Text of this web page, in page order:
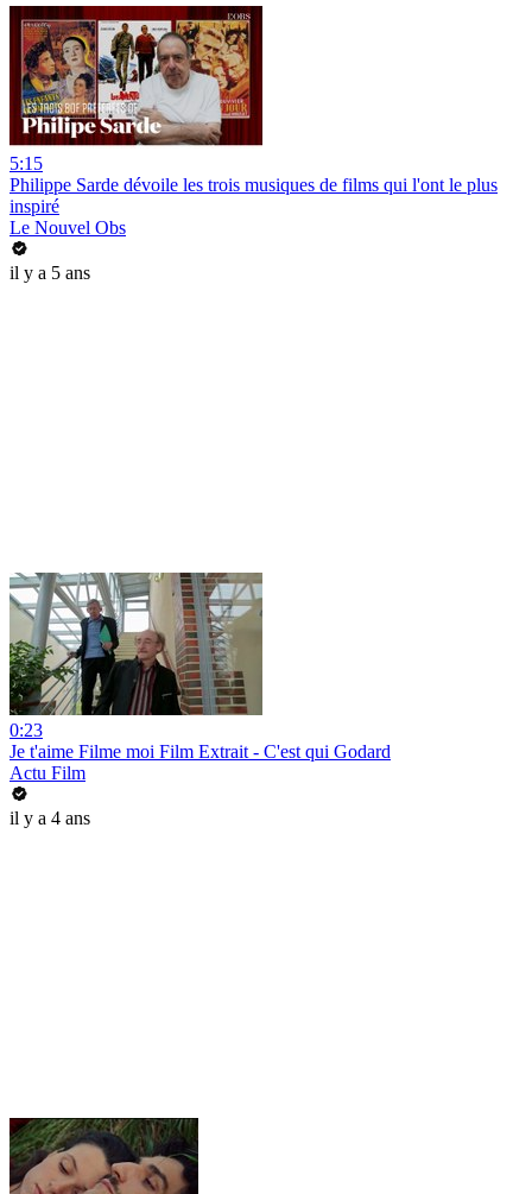
5:15
Philippe Sarde dévoile les trois musiques de films qui l'ont le plus
inspiré
Le Nouvel Obs
il y a 5 ans
0:23
Je t'aime Filme moi Film Extrait - C'est qui Godard
Actu Film
il y a 4 ans